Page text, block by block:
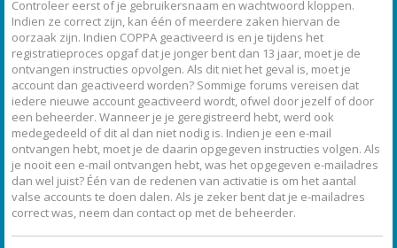
Controleer eerst of je gebruikersnaam en wachtwoord kloppen.
Indien ze correct zijn, kan één of meerdere zaken hiervan de
oorzaak zijn. Indien COPPA geactiveerd is en je tijdens het
registratieproces opgaf dat je jonger bent dan 13 jaar, moet je de
ontvangen instructies opvolgen. Als dit niet het geval is, moet je
account dan geactiveerd worden? Sommige forums vereisen dat
iedere nieuwe account geactiveerd wordt, ofwel door jezelf of door
een beheerder. Wanneer je je geregistreerd hebt, werd ook
medegedeeld of dit al dan niet nodig is. Indien je een e-mail
ontvangen hebt, moet je de daarin opgegeven instructies volgen. Als
je nooit een e-mail ontvangen hebt, was het opgegeven e-mailadres
dan wel juist? Één van de redenen van activatie is om het aantal
valse accounts te doen dalen. Als je zeker bent dat je e-mailadres
correct was, neem dan contact op met de beheerder.